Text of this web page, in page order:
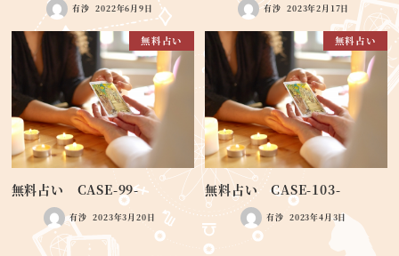
有沙 2022年6月9日 有沙 2023年2月17日
無料占い
無料占い CASE-99-
有沙 2023年3月20日
無料占い
無料占い CASE-103-
有沙 2023年4月3日